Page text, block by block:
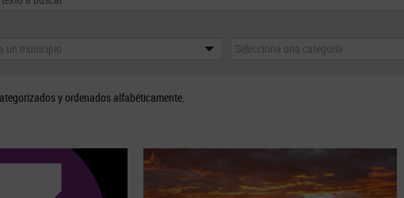
un municipio
Selecciona una categoría
y ordenados alfabéticamente.